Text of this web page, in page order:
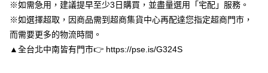
２．便利：只要手機號碼，簡訊認證，即可結帳。
３．安心：先確認商品／服務後，再付款。
【「AFTEE先享後付」結帳流程】
１．於結帳方式選擇「AFTEE先享後付」後，將跳轉至「AFTEE先享後付」
運送方式
付款後全家取貨
每筆NT$80，滿NT$3,000(含以上)免運費
※如需急用，建議提早至少3日購買，並盡量選用「宅配」服務。
※如選擇超取，因商品需到超商集貨中心再配達您指定超商門市，
而需要更多的物流時間。
▲全台北中南皆有門市👉 https://pse.is/G324S